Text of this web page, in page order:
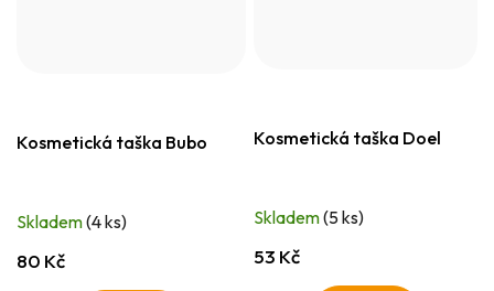
Kosmetická taška Bubo
Skladem(4 ks)
80 Kč
Kosmetická taška Doel
Skladem(5 ks)
53 Kč